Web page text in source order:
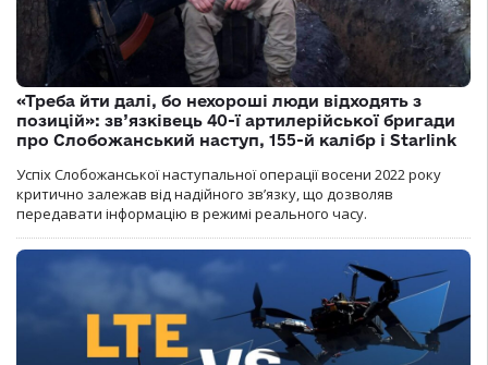
«Треба йти далі, бо нехороші люди відходять з
позицій»: зв’язківець 40-ї артилерійської бригади
про Слобожанський наступ, 155-й калібр і Starlink
Успіх Слобожанської наступальної операції восени 2022 року
критично залежав від надійного зв’язку, що дозволяв
передавати інформацію в режимі реального часу.